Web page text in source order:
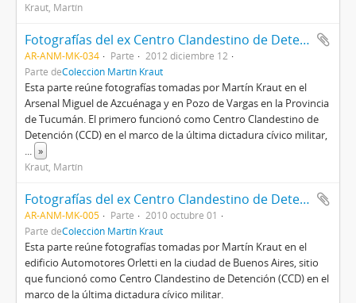
Kraut, Martín
Fotografías del ex Centro Clandestino de Detención (CCD) Arsenal Miguel de Azcuénaga y dPozo de Vargas
AR-ANM-MK-034 Parte
2012 diciembre 12
Parte deColección Martín Kraut
Esta parte reúne fotografías tomadas por Martín Kraut en el
Arsenal Miguel de Azcuénaga y en Pozo de Vargas en la Provincia
de Tucumán. El primero funcionó como Centro Clandestino de
Detención (CCD) en el marco de la última dictadura cívico militar,
... »
Kraut, Martín
Fotografías del ex Centro Clandestino de Detención (CCD) Automotores Orletti
AR-ANM-MK-005 Parte
2010 octubre 01
Parte deColección Martín Kraut
Esta parte reúne fotografías tomadas por Martín Kraut en el
edificio Automotores Orletti en la ciudad de Buenos Aires, sitio
que funcionó como Centro Clandestino de Detención (CCD) en el
marco de la última dictadura cívico militar.